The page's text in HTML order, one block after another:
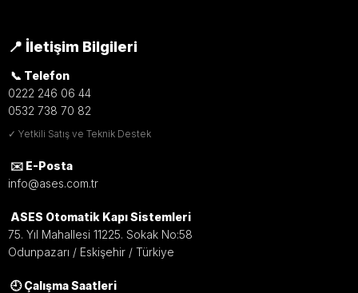
📍 İletişim Bilgileri
📞 Telefon
0222 246 06 44
0532 738 70 82
✓ Yetkili Satış ve Teknik Destek
✉️ E-Posta
info@ases.com.tr
ASES Otomatik Kapı Sistemleri
75. Yıl Mahallesi 11225. Sokak No:58
Odunpazarı / Eskişehir / Türkiye
🕘 Çalışma Saatleri